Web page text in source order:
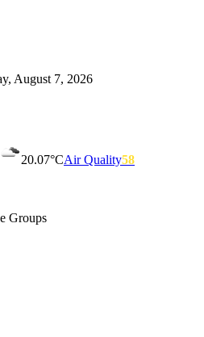
August 7, 2026
20.07°CAir Quality58
Groups